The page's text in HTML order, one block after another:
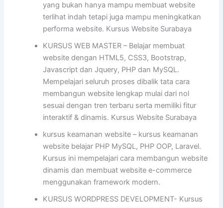
yang bukan hanya mampu membuat website
terlihat indah tetapi juga mampu meningkatkan
performa website. Kursus Website Surabaya
KURSUS WEB MASTER – Belajar membuat
website dengan HTML5, CSS3, Bootstrap,
Javascript dan Jquery, PHP dan MySQL.
Mempelajari seluruh proses dibalik tata cara
membangun website lengkap mulai dari nol
sesuai dengan tren terbaru serta memiliki fitur
interaktif & dinamis. Kursus Website Surabaya
kursus keamanan website – kursus keamanan
website belajar PHP MySQL, PHP OOP, Laravel.
Kursus ini mempelajari cara membangun website
dinamis dan membuat website e-commerce
menggunakan framework modern.
KURSUS WORDPRESS DEVELOPMENT- Kursus